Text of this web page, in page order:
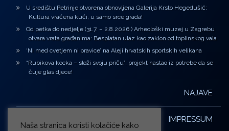
U središtu Petrinje otvorena obnovljena Galerija Krsto Hegedušić:
Kultura vraćena kući, u samo srce grada!
Od petka do nedjelje (31.7. – 2.8.2026.) Arheološki muzej u Zagrebu
otvara vrata građanima: Besplatan ulaz kao zaklon od toplinskog vala
‘Ni med cvetjem ni pravice’ na Aleji hrvatskih sportskih velikana
“Rubikova kocka – složi svoju priču”, projekt nastao iz potrebe da se
čuje glas djece!
NAJAVE
IMPRESSUM
Naša stranica koristi kolačiće kako